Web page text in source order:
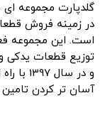
گلدپارت مجموعه
در زمینه فروش
است. این مجموعه
و در
آسان تر کردن